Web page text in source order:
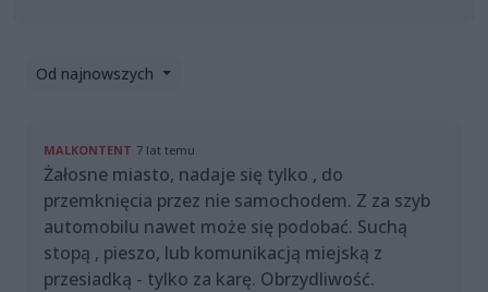
Od najnowszych
MALKONTENT 7 lat temu
Żałosne miasto, nadaje się tylko , do
przemknięcia przez nie samochodem. Z za szyb
automobilu nawet może się podobać. Suchą
stopą , pieszo, lub komunikacją miejską z
przesiadką - tylko za karę. Obrzydliwość.